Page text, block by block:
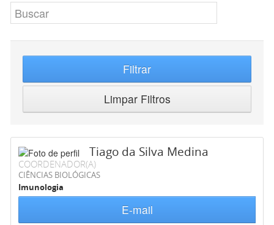
Filtrar
Limpar Filtros
Tiago da Silva Medina
COORDENADOR(A)
CIÊNCIAS BIOLÓGICAS
Imunologia
E-mail